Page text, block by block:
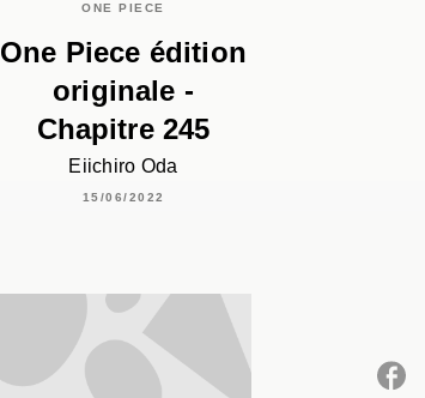
ONE PIECE
One Piece édition
originale -
Chapitre 245
Eiichiro Oda
15/06/2022